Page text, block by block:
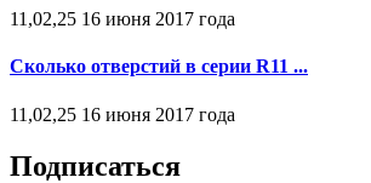
11,02,25 16 июня 2017 года
Сколько отверстий в серии R11 ...
11,02,25 16 июня 2017 года
Подписаться